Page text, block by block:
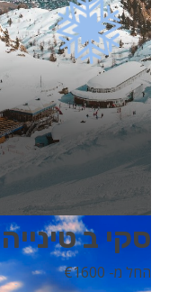
סקי ב טינייה
החל מ- 1600 €